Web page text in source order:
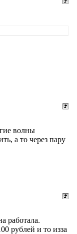
волны
а то через пару
работала.
рублей и то изза